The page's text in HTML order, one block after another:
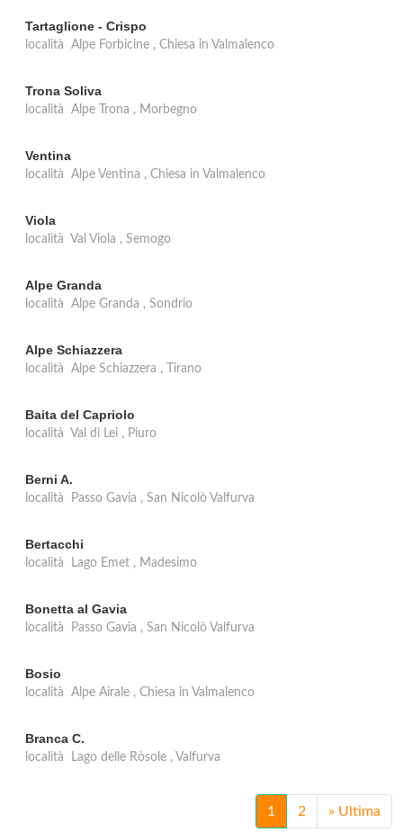
Tartaglione - Crispo
località Alpe Forbicine , Chiesa in Valmalenco
Trona Soliva
località Alpe Trona , Morbegno
Ventina
località Alpe Ventina , Chiesa in Valmalenco
Viola
località Val Viola , Semogo
Alpe Granda
località Alpe Granda , Sondrio
Alpe Schiazzera
località Alpe Schiazzera , Tirano
Baita del Capriolo
località Val di Lei , Piuro
Berni A.
località Passo Gavia , San Nicolò Valfurva
Bertacchi
località Lago Emet , Madesimo
Bonetta al Gavia
località Passo Gavia , San Nicolò Valfurva
Bosio
località Alpe Airale , Chiesa in Valmalenco
Branca C.
località Lago delle Ròsole , Valfurva
1 2 » Ultima